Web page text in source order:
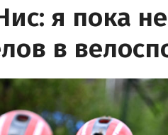
я пока
в